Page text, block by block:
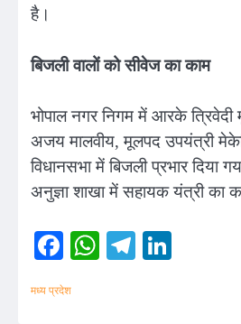
है।
बिजली वालों को सीवेज का काम
भोपाल नगर निगम में आरके त्रिवेदी
अजय मालवीय, मूलपद उपयंत्री
विधानसभा में बिजली प्रभार दिया
अनुज्ञा शाखा में सहायक यंत्री का
Facebook
WhatsApp
Telegram
मध्य प्रदेश